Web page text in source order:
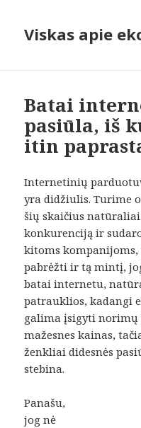
Viskas apie
Batai
pasiūla, iš
itin
Internetinių
yra didžiulis. Turime
šių skaičius
konkurenciją ir
kitoms
pabrėžti ir tą mintį,
batai internetu,
patrauklios, kadangi
galima įsigyti norimų
mažesnes kainas,
ženkliai didesnės
stebina.
Panašu,
jog nė